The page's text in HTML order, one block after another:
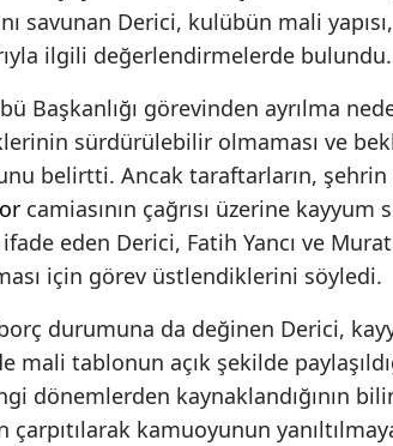
savunan Derici, kulübün mali
ilgili değerlendirmelerde bulundu.
Başkanlığı görevinden ayrılma
sürdürülebilir olmaması ve
belirtti. Ancak taraftarların, şehrin
camiasının çağrısı üzerine
ifade eden Derici, Fatih Yancı ve
için görev üstlendiklerini söyledi.
durumuna da değinen Derici,
mali tablonun açık şekilde
dönemlerden kaynaklandığının
kamuoyunun yanıltılmaya